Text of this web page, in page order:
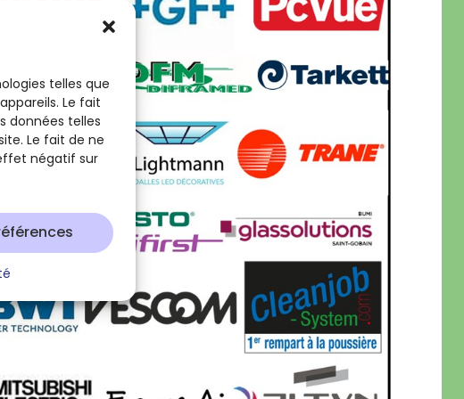
telles que
Le fait
données telles
Le fait de ne
négatif sur